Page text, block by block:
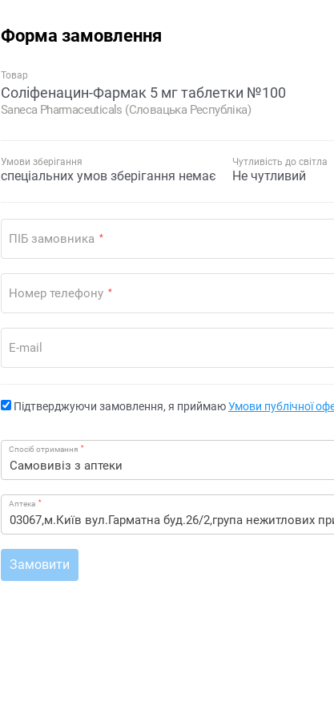
Форма замовлення
Товар
Соліфенацин-Фармак 5 мг таблетки №100
Saneca Pharmaceuticals (Словацька Республіка)
Умови зберігання
спеціальних умов зберігання немає
Чутливість до світла
Не чутливий
ПІБ замовника *
Номер телефону *
E-mail
Підтверджуючи замовлення, я приймаюУмови публічної
Спосіб отримання *
Аптека *
Замовити